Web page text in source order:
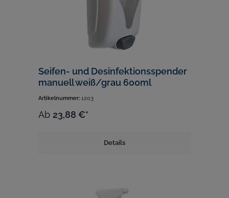
Seifen- und Desinfektionsspender
manuell weiß/grau 600ml
Artikelnummer: 1203
Ab 23,88 €*
Details